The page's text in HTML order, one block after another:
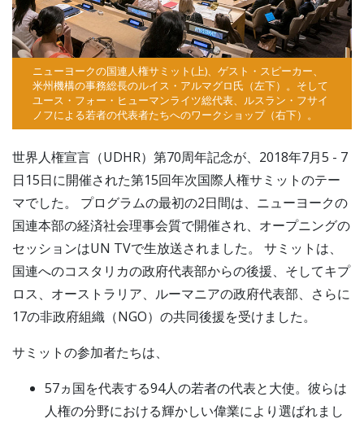
ニューヨークの国連人権サミット(上)、ゲスト・スピーカー、
米州機構の事務総長のルイス・アルマグロ氏（左下）。そして
ユース・フォー・ヒューマンライツ総代表、ルスラン・フサイ
ノフによる若者の代表者たちへのワークショップ（右下）。
世界人権宣言（UDHR）第70周年記念が、2018年7月5 - 7
日15日に開催された第15回年次国際人権サミットのテー
マでした。 プログラムの最初の2日間は、ニューヨークの
国連本部の経済社会理事会質で開催され、オープニングの
セッションはUN TVで生放送されました。 サミットは、
国連へのコスタリカの政府代表部からの後援、そしてキプ
ロス、オーストラリア、ルーマニアの政府代表部、さらに
17の非政府組織（NGO）の共同後援を受けました。
サミットの参加者たちは、
57ヵ国を代表する94人の若者の代表と大使。彼らは
人権の分野における輝かしい偉業により選ばれまし